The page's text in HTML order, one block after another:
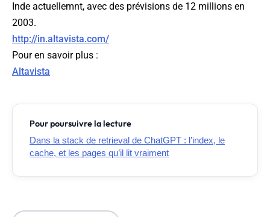
Inde actuellemnt, avec des prévisions de 12 millions en
2003.
http://in.altavista.com/
Pour en savoir plus :
Altavista
Pour poursuivre la lecture
Dans la stack de retrieval de ChatGPT : l’index, le
cache, et les pages qu’il lit vraiment